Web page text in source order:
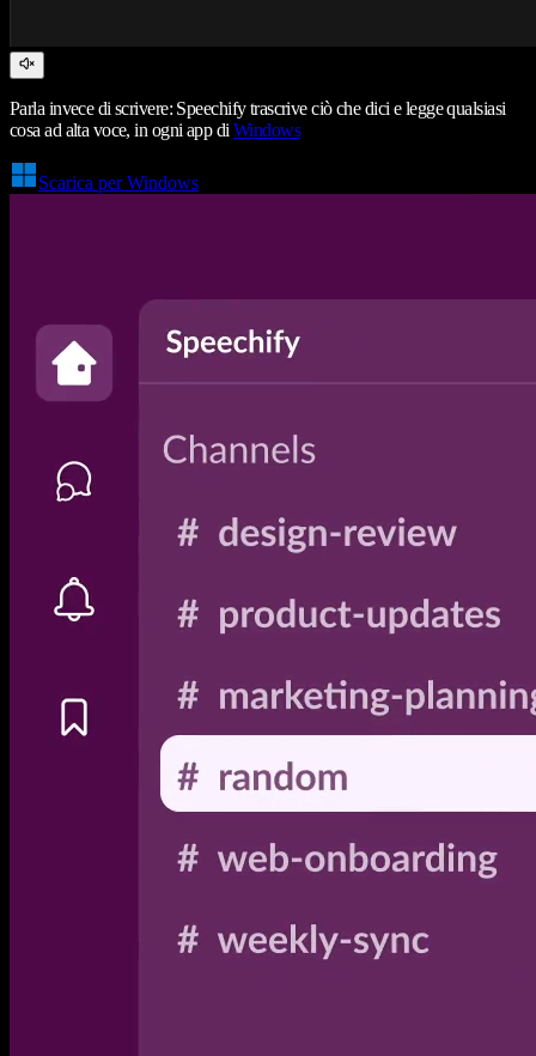
Parla invece di scrivere: Speechify trascrive ciò che dici e legge qualsiasi
cosa ad alta voce, in ogni app di Windows
Scarica per Windows